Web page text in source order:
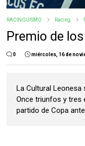
RACINGUISMO Racing
Premio de
0 miércoles, 16 de
La Cultural
Once triunfos y tres
partido de Copa ante